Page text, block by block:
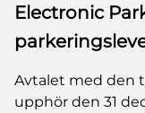
Electronic
Avtalet med den
upphör den 31